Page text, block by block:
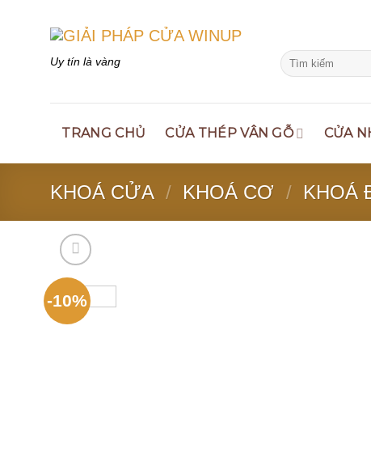
Uy tín là vàng
Search
for:
TRANG CHỦ CỬA THÉP VÂN GỖ CỬA
KHOÁ CỬA / KHOÁ CƠ / KHOÁ
-10%